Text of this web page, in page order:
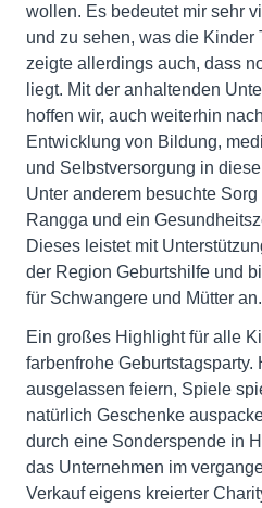
wollen. Es bedeutet mir sehr
und zu sehen, was die Kinder
zeigte allerdings auch, dass
liegt. Mit der anhaltenden
hoffen wir, auch weiterhin
Entwicklung von Bildung,
und Selbstversorgung in
Unter anderem besuchte
Rangga und ein
Dieses leistet mit
der Region Geburtshilfe und
für Schwangere und Mütter an.
Ein großes Highlight für alle
farbenfrohe
ausgelassen feiern, Spiele
natürlich Geschenke
durch eine Sonderspende in
das Unternehmen im
Verkauf eigens kreierter